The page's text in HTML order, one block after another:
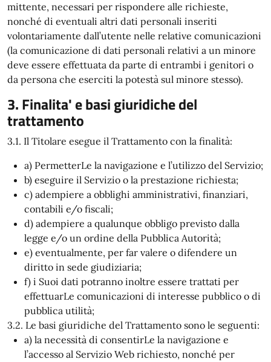
mittente, necessari per rispondere alle richieste,
nonché di eventuali altri dati personali inseriti
volontariamente dall’utente nelle relative comunicazioni
(la comunicazione di dati personali relativi a un minore
deve essere effettuata da parte di entrambi i genitori o
da persona che eserciti la potestà sul minore stesso).
3. Finalita' e basi giuridiche del
trattamento
3.1. Il Titolare esegue il Trattamento con la finalità:
a) PermetterLe la navigazione e l’utilizzo del Servizio;
b) eseguire il Servizio o la prestazione richiesta;
c) adempiere a obblighi amministrativi, finanziari,
contabili e/o fiscali;
d) adempiere a qualunque obbligo previsto dalla
legge e/o un ordine della Pubblica Autorità;
e) eventualmente, per far valere o difendere un
diritto in sede giudiziaria;
f) i Suoi dati potranno inoltre essere trattati per
effettuarLe comunicazioni di interesse pubblico o di
pubblica utilità;
3.2. Le basi giuridiche del Trattamento sono le seguenti:
a) la necessità di consentirLe la navigazione e
l’accesso al Servizio Web richiesto, nonché per